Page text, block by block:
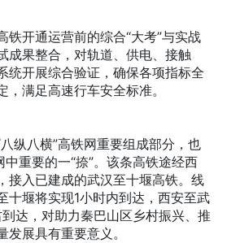
开通运营前的综合“大考”与实战
成果整合，对轨道、供电、接触
统开展综合验证，确保各项指标全
满足高速行车安全标准。
八横”高铁网重要组成部分，也
中重要的一“捺”。该条高铁途经西
接入已建成的武汉至十堰高铁。线
十堰将实现1小时内到达，西安至武
达，对助力秦巴山区乡村振兴、推
展具有重要意义。